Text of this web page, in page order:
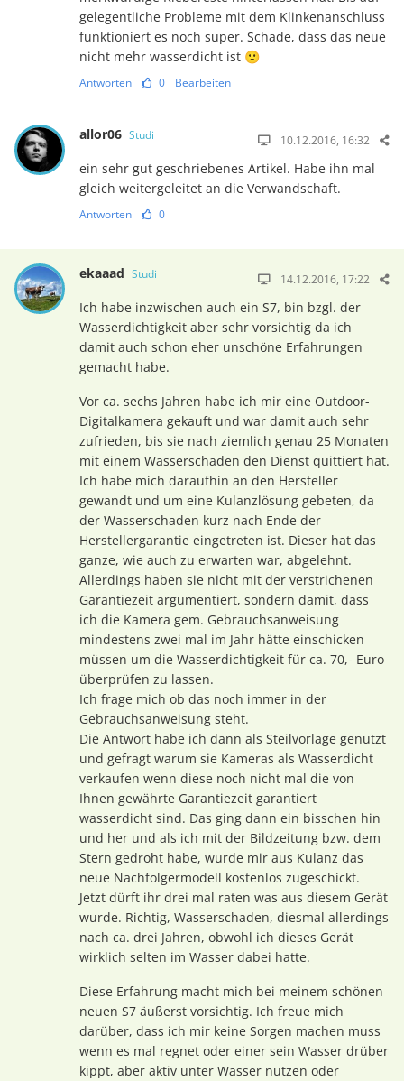
gelegentliche Probleme mit dem Klinkenanschluss
funktioniert es noch super. Schade, dass das neue
nicht mehr wasserdicht ist 🙁
Antworten 0 Bearbeiten
allor06 Studi 10.12.2016, 16:32
ein sehr gut geschriebenes Artikel. Habe ihn mal
gleich weitergeleitet an die Verwandschaft.
Antworten 0
ekaaad Studi 14.12.2016, 17:22
Ich habe inzwischen auch ein S7, bin bzgl. der
Wasserdichtigkeit aber sehr vorsichtig da ich
damit auch schon eher unschöne Erfahrungen
gemacht habe.
Vor ca. sechs Jahren habe ich mir eine Outdoor-
Digitalkamera gekauft und war damit auch sehr
zufrieden, bis sie nach ziemlich genau 25 Monaten
mit einem Wasserschaden den Dienst quittiert hat.
Ich habe mich daraufhin an den Hersteller
gewandt und um eine Kulanzlösung gebeten, da
der Wasserschaden kurz nach Ende der
Herstellergarantie eingetreten ist. Dieser hat das
ganze, wie auch zu erwarten war, abgelehnt.
Allerdings haben sie nicht mit der verstrichenen
Garantiezeit argumentiert, sondern damit, dass
ich die Kamera gem. Gebrauchsanweisung
mindestens zwei mal im Jahr hätte einschicken
müssen um die Wasserdichtigkeit für ca. 70,- Euro
überprüfen zu lassen.
Ich frage mich ob das noch immer in der
Gebrauchsanweisung steht.
Die Antwort habe ich dann als Steilvorlage genutzt
und gefragt warum sie Kameras als Wasserdicht
verkaufen wenn diese noch nicht mal die von
Ihnen gewährte Garantiezeit garantiert
wasserdicht sind. Das ging dann ein bisschen hin
und her und als ich mit der Bildzeitung bzw. dem
Stern gedroht habe, wurde mir aus Kulanz das
neue Nachfolgermodell kostenlos zugeschickt.
Jetzt dürft ihr drei mal raten was aus diesem Gerät
wurde. Richtig, Wasserschaden, diesmal allerdings
nach ca. drei Jahren, obwohl ich dieses Gerät
wirklich selten im Wasser dabei hatte.
Diese Erfahrung macht mich bei meinem schönen
neuen S7 äußerst vorsichtig. Ich freue mich
darüber, dass ich mir keine Sorgen machen muss
wenn es mal regnet oder einer sein Wasser drüber
kippt, aber aktiv unter Wasser nutzen oder